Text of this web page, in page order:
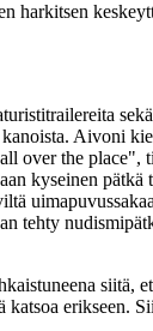
harkitsen
Aivoni
over the place",
kyseinen
tehty
katsoa erikseen.